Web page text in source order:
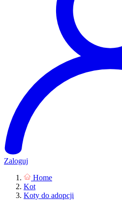
Zaloguj
Home
Kot
Koty do adopcji